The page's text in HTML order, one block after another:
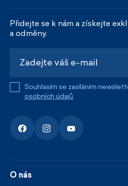
Přidejte se k nám a získejte
a odměny.
Souhlasím se zasíláním
osobních údajů.
O nás